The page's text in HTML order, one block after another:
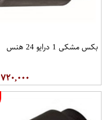
بکس مشکی 1 درایو 24 هنس
۷۲۰,۰۰۰